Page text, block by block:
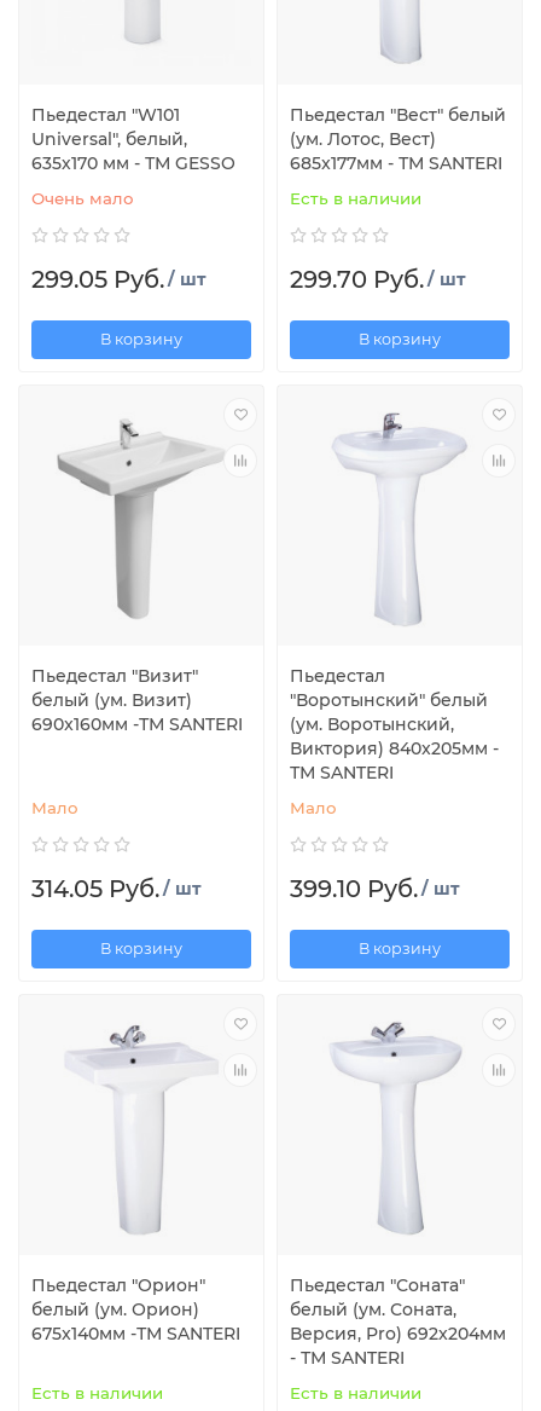
Пьедестал "W101
Universal", белый,
635х170 мм - ТМ GESSO
Очень мало
299.05 Руб./ шт
В корзину
Пьедестал "Вест" белый
(ум. Лотос, Вест)
685x177мм - ТМ SANTERI
Есть в наличии
299.70 Руб./ шт
В корзину
Пьедестал "Визит"
белый (ум. Визит)
690x160мм -ТМ SANTERI
Мало
314.05 Руб./ шт
В корзину
Пьедестал
"Воротынский" белый
(ум. Воротынский,
Виктория) 840x205мм -
ТМ SANTERI
Мало
399.10 Руб./ шт
В корзину
Пьедестал "Орион"
белый (ум. Орион)
675x140мм -ТМ SANTERI
Есть в наличии
Пьедестал "Соната"
белый (ум. Соната,
Версия, Pro) 692x204мм
- ТМ SANTERI
Есть в наличии